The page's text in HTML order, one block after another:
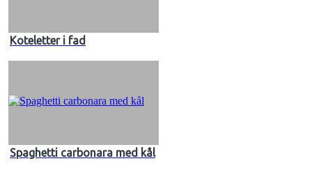
Koteletter i fad
Spaghetti carbonara med kål